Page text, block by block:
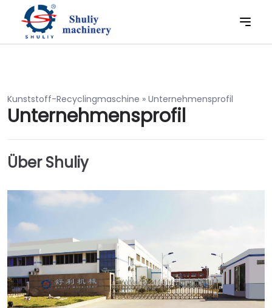
Kunststoff-Recyclingmaschine » Unternehmensprofil
Unternehmensprofil
Über Shuliy